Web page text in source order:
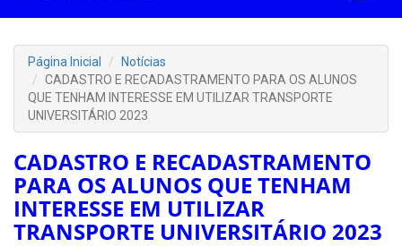
Página Inicial
Notícias
CADASTRO E RECADASTRAMENTO PARA OS ALUNOS
QUE TENHAM INTERESSE EM UTILIZAR TRANSPORTE
UNIVERSITÁRIO 2023
CADASTRO E RECADASTRAMENTO
PARA OS ALUNOS QUE TENHAM
INTERESSE EM UTILIZAR
TRANSPORTE UNIVERSITÁRIO 2023